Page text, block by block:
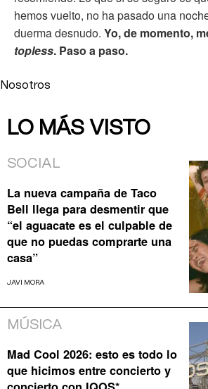
hemos vuelto, no ha pasado una
duerma desnudo. Yo, de momento,
topless. Paso a paso.
Nosotros
LO MÁS VISTO
SOCIAL
La nueva campaña de Taco
Bell llega para desmentir que
“el aguacate es el culpable de
que no puedas comprarte una
casa”
JAVI MORA
MÚSICA
Mad Cool 2026: esto es todo lo
que hicimos entre concierto y